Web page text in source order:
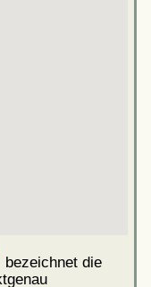
bezeichnet die